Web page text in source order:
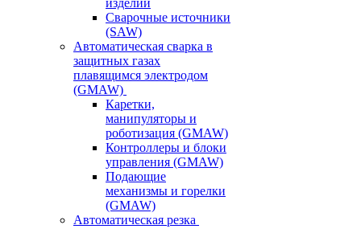
изделий
Сварочные источники
(SAW)
Автоматическая сварка в
защитных газах
плавящимся электродом
(GMAW)
Каретки,
манипуляторы и
роботизация (GMAW)
Контроллеры и блоки
управления (GMAW)
Подающие
механизмы и горелки
(GMAW)
Автоматическая резка